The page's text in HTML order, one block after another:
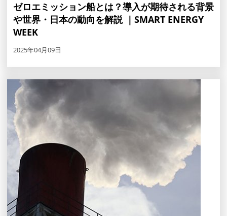
ゼロエミッション船とは？導入が期待される背景
や世界・日本の動向を解説 ｜SMART ENERGY
WEEK
2025年04月09日